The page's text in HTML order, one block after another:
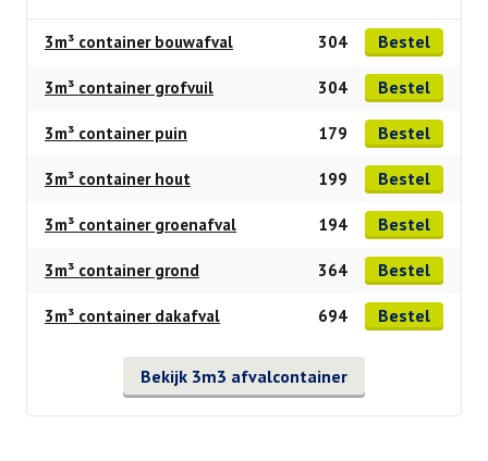
3m³ container bouwafval 304 Bestel
3m³ container grofvuil 304 Bestel
3m³ container puin 179 Bestel
3m³ container hout 199 Bestel
3m³ container groenafval 194 Bestel
3m³ container grond 364 Bestel
3m³ container dakafval 694 Bestel
Bekijk 3m3 afvalcontainer